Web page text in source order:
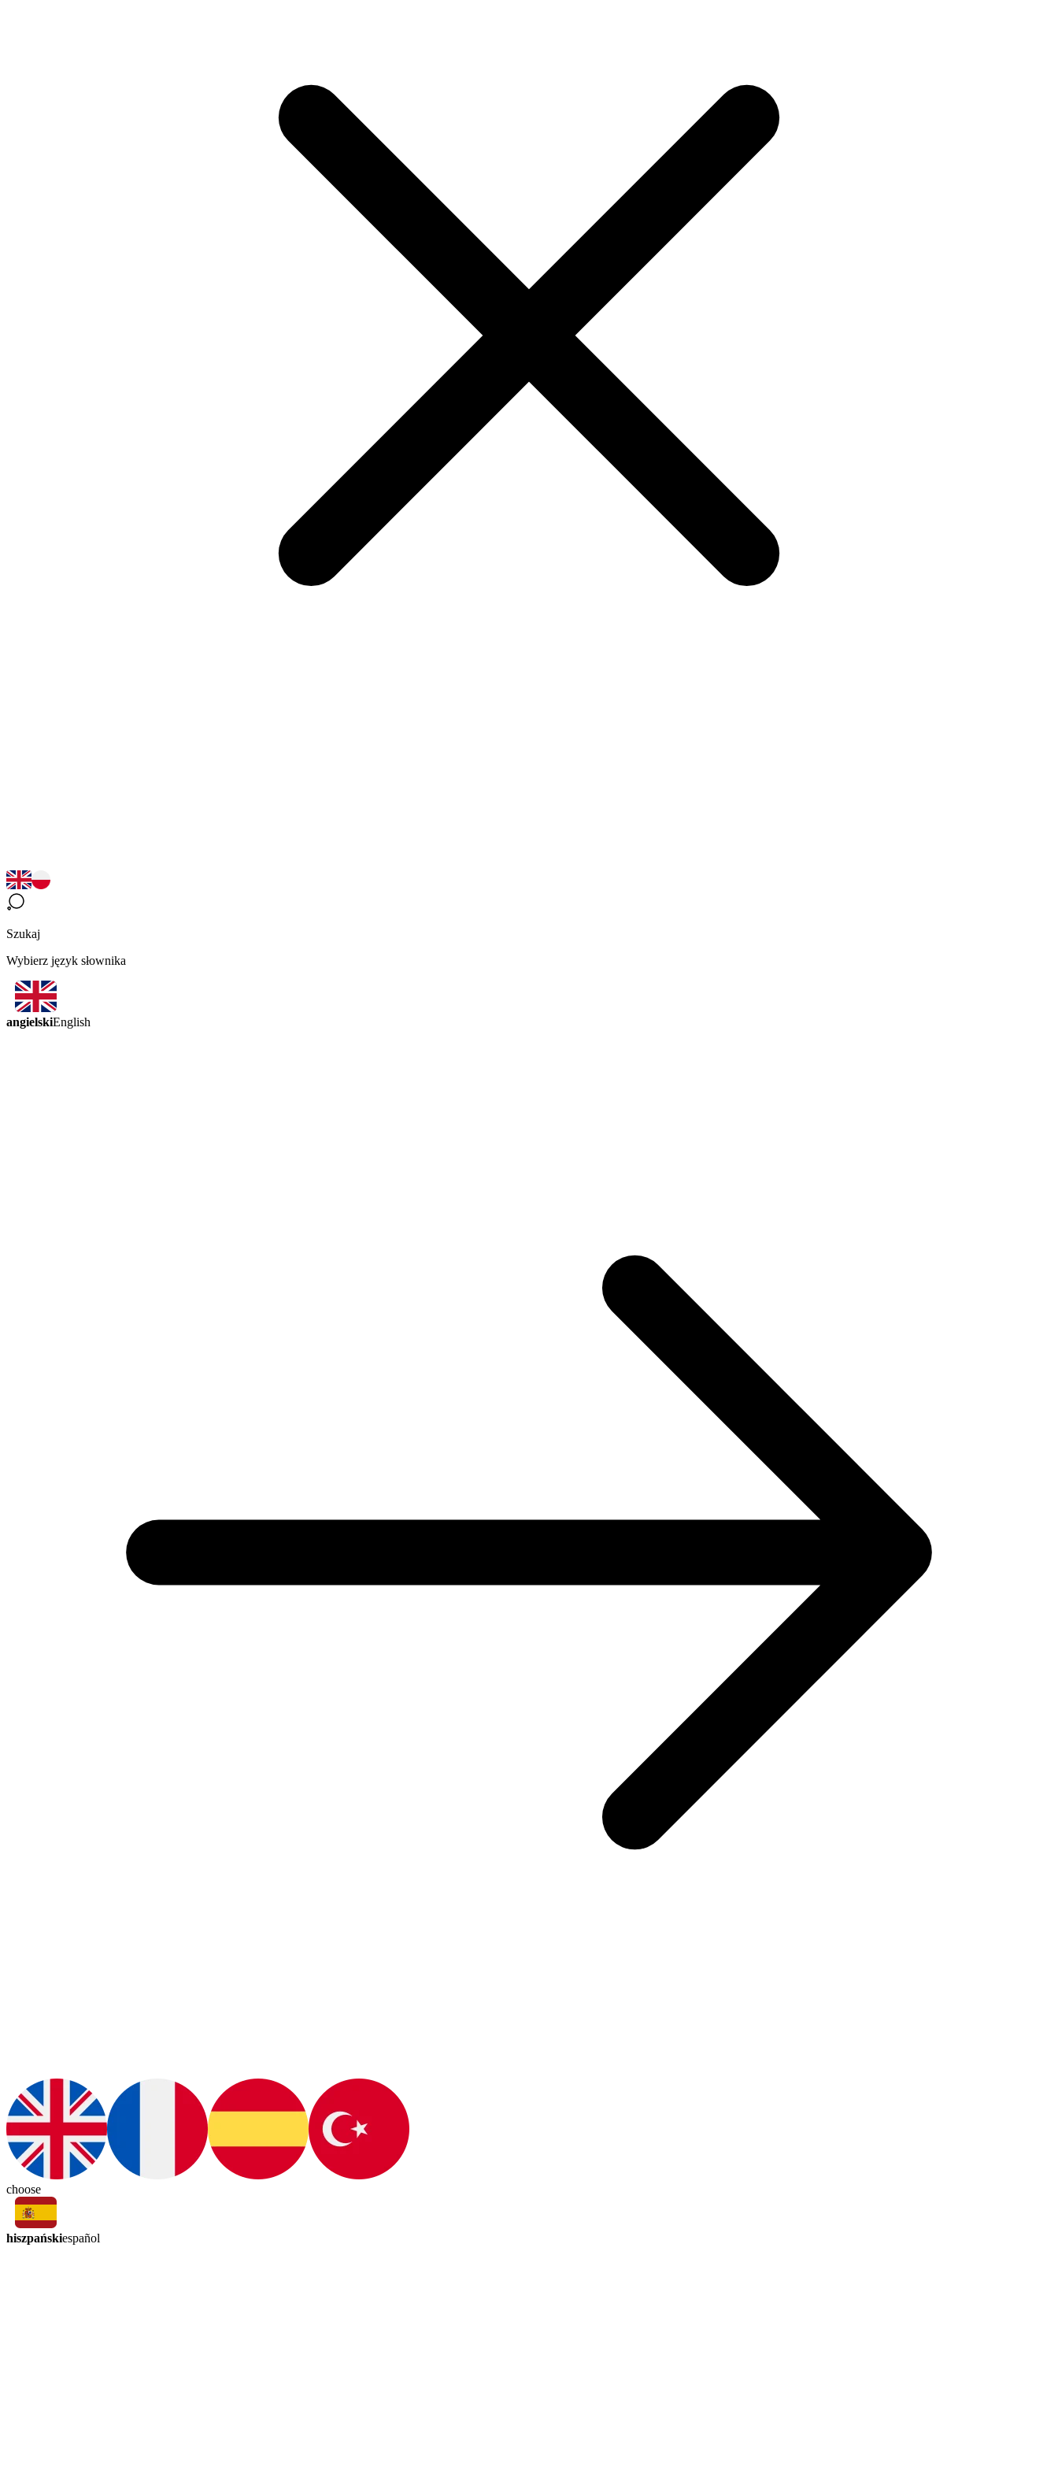
Szukaj
Wybierz język słownika
angielskiEnglish
choose
hiszpańskiespañol